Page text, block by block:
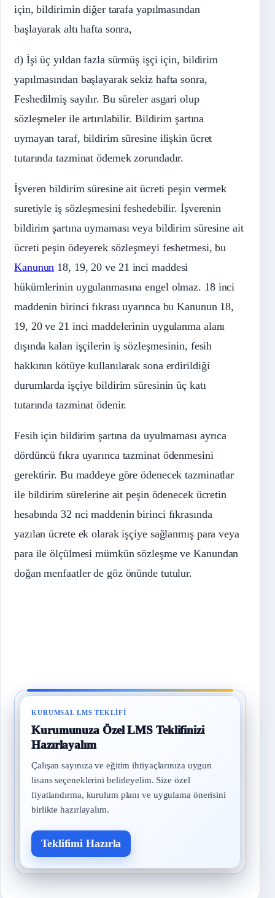
için, bildirimin diğer tarafa yapılmasından
başlayarak altı hafta sonra,
d) İşi üç yıldan fazla sürmüş işçi için, bildirim
yapılmasından başlayarak sekiz hafta sonra,
Feshedilmiş sayılır. Bu süreler asgari olup
sözleşmeler ile artırılabilir. Bildirim şartına
uymayan taraf, bildirim süresine ilişkin ücret
tutarında tazminat ödemek zorundadır.
İşveren bildirim süresine ait ücreti peşin vermek
suretiyle iş sözleşmesini feshedebilir. İşverenin
bildirim şartına uymaması veya bildirim süresine ait
ücreti peşin ödeyerek sözleşmeyi feshetmesi, bu
Kanunun 18, 19, 20 ve 21 inci maddesi
hükümlerinin uygulanmasına engel olmaz. 18 inci
maddenin birinci fıkrası uyarınca bu Kanunun 18,
19, 20 ve 21 inci maddelerinin uygulanma alanı
dışında kalan işçilerin iş sözleşmesinin, fesih
hakkının kötüye kullanılarak sona erdirildiği
durumlarda işçiye bildirim süresinin üç katı
tutarında tazminat ödenir.
Fesih için bildirim şartına da uyulmaması ayrıca
dördüncü fıkra uyarınca tazminat ödenmesini
gerektirir. Bu maddeye göre ödenecek tazminatlar
ile bildirim sürelerine ait peşin ödenecek ücretin
hesabında 32 nci maddenin birinci fıkrasında
yazılan ücrete ek olarak işçiye sağlanmış para veya
para ile ölçülmesi mümkün sözleşme ve Kanundan
doğan menfaatler de göz önünde tutulur.
KURUMSAL LMS TEKLIFI
Kurumunuza Özel LMS Teklifinizi
Hazırlayalım
Çalışan sayınıza ve eğitim ihtiyaçlarınıza uygun
lisans seçeneklerini belirleyelim. Size özel
fiyatlandırma, kurulum planı ve uygulama önerisini
birlikte hazırlayalım.
Teklifimi Hazırla